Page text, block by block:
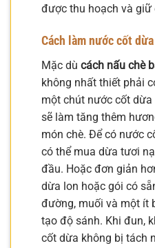
được thu hoạch và
Cách làm nước cốt
Mặc dù cách nấu chè
không nhất thiết phải
một chút nước cốt dừa
sẽ làm tăng thêm
món chè. Để có nước
có thể mua dừa tươi
đầu. Hoặc đơn giản
dừa lon hoặc gói có
đường, muối và một ít
tạo độ sánh. Khi đun,
cốt dừa không bị tách